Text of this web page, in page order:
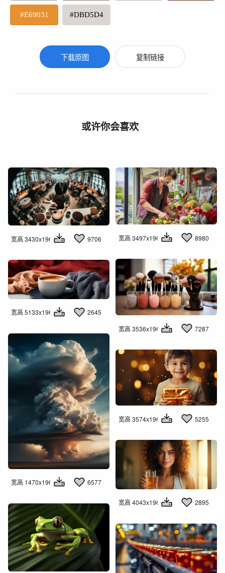
#E69031 #DBD5D4
下载原图 复制链接
或许你会喜欢
宽高 3430x1960 9706 宽高 3497x1960 8980
宽高 3536x1960 7287
宽高 5133x1960 2645
宽高 1470x1960 6577
宽高 3574x1960 5255
宽高 4043x1960 2895